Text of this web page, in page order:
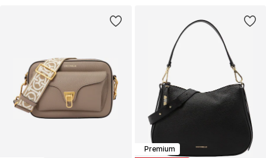
Premium